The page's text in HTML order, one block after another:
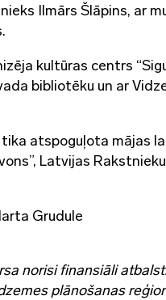
Ilmārs Šlāpins, ar
kultūras centrs
bibliotēku un ar
atspoguļota mājas
Latvijas
Grudule
norisi finansiāli
plānošanas